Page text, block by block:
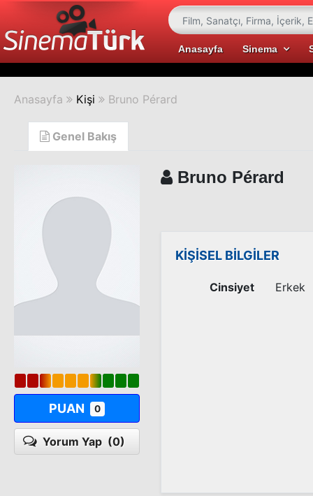
Anasayfa Sinema
Anasayfa Kişi Bruno Pérard
Genel Bakış
PUAN 0
Yorum Yap (0)
Bruno Pérard
KİŞİSEL BİLGİLER
Cinsiyet Erkek